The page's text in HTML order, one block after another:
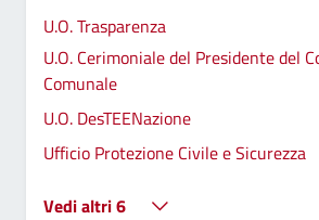
U.O. Trasparenza
U.O. Cerimoniale del Presidente del
Comunale
U.O. DesTEENazione
Ufficio Protezione Civile e Sicurezza
Vedi altri 6